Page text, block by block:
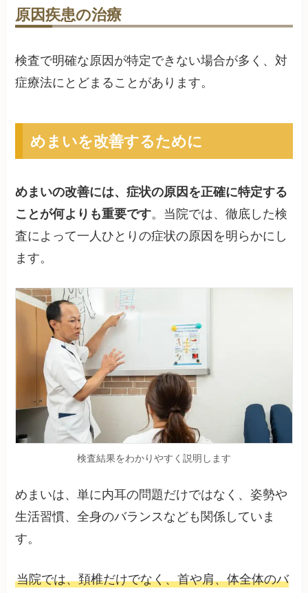
原因疾患の治療
検査で明確な原因が特定できない場合が多く、対
症療法にとどまることがあります。
めまいを改善するために
めまいの改善には、症状の原因を正確に特定する
ことが何よりも重要です。当院では、徹底した検
査によって一人ひとりの症状の原因を明らかにし
ます。
検査結果をわかりやすく説明します
めまいは、単に内耳の問題だけではなく、姿勢や
生活習慣、全身のバランスなども関係していま
す。
当院では、頚椎だけでなく、首や肩、体全体のバ